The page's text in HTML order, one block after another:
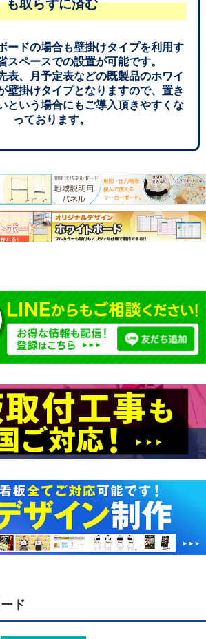
も取らずに済む
ードの場合も壁掛けタイプを利用す
スペースでの設置が可能です。
表、月予定表などの既製品のホワイ
壁掛けタイプとなりますので、置き
という場合にもご導入頂きやすくな
っております。
ド